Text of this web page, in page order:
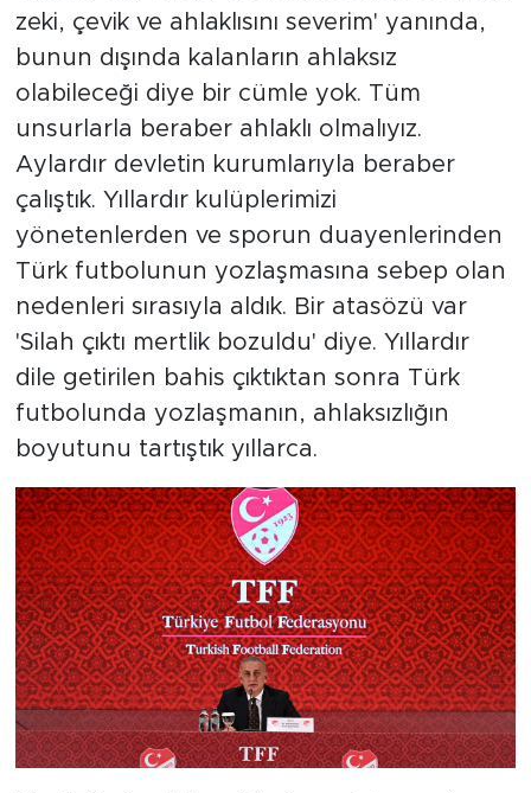
zeki, çevik ve ahlaklısını severim' yanında,
bunun dışında kalanların ahlaksız
olabileceği diye bir cümle yok. Tüm
unsurlarla beraber ahlaklı olmalıyız.
Aylardır devletin kurumlarıyla beraber
çalıştık. Yıllardır kulüplerimizi
yönetenlerden ve sporun duayenlerinden
Türk futbolunun yozlaşmasına sebep olan
nedenleri sırasıyla aldık. Bir atasözü var
'Silah çıktı mertlik bozuldu' diye. Yıllardır
dile getirilen bahis çıktıktan sonra Türk
futbolunda yozlaşmanın, ahlaksızlığın
boyutunu tartıştık yıllarca.